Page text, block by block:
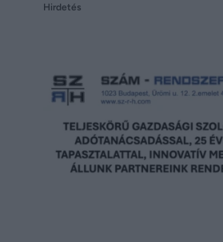
Hirdetés